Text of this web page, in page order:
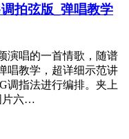
拍弦版_弹唱教学
演唱的一首情歌，随谱
唱教学，超详细示范讲
调指法进行编排。夹上
片六…